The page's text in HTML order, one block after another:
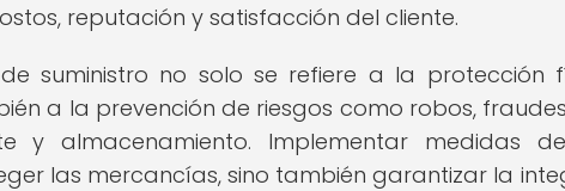
reputación y satisfacción del cliente.
suministro no solo se refiere a la protección
a la prevención de riesgos como robos,
y almacenamiento. Implementar medidas
las mercancías, sino también garantizar la